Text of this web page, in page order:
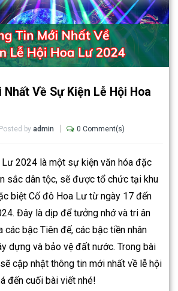
Về Sự Kiện Lễ Hội Hoa
Posted by admin 0 Comment(s)
2024 là một sự kiện văn hóa đặc
sắc dân tộc, sẽ được tổ chức tại khu
biệt Cố đô Hoa Lư từ ngày 17 đến
Đây là dịp để tưởng nhớ và tri ân
các bậc Tiên đế, các bậc tiền nhân
dựng và bảo vệ đất nước. Trong bài
cập nhật thông tin mới nhất về lễ hội
đến cuối bài viết nhé!